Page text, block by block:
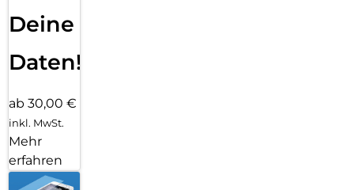
Deine
Daten!
ab 30,00 €
inkl. MwSt.
Mehr
erfahren